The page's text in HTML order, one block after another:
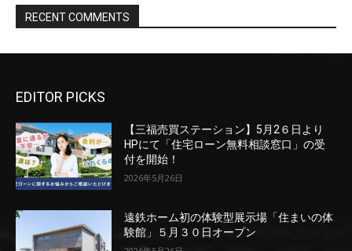
EDITOR PICKS
【三福売買ステーション】5月2６日より
HPにて「住宅ローン無料相談窓口」の受
付を開始！
2026年5月26日
遠鉄ホーム初の体験型展示場「住まいの体
験館」５月３０日オープン